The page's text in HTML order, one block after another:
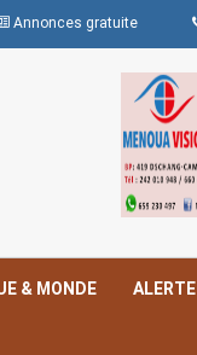
Annonces gratuite
& MONDE ALERTE